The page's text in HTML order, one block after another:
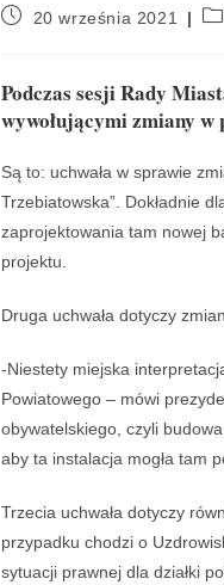
20 września 2021
Podczas sesji Rady
wywołującymi zmiany
Są to: uchwała w sprawie
Trzebiatowska”. Dokładnie
zaprojektowania tam nowej
projektu.
Druga uchwała dotyczy
-Niestety miejska
Powiatowego – mówi
obywatelskiego, czyli
aby ta instalacja mogła tam
Trzecia uchwała dotyczy
przypadku chodzi o
sytuacji prawnej dla działki